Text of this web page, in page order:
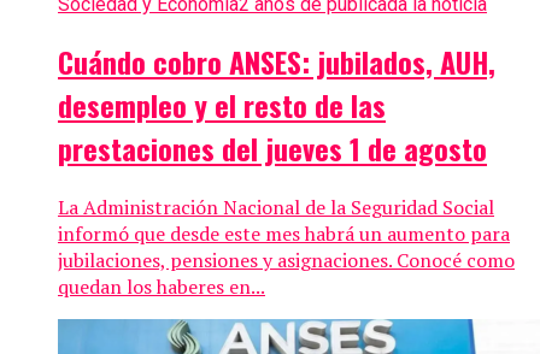
Cuándo cobro ANSES: jubilados, AUH,
desempleo y el resto de las
prestaciones del jueves 1 de agosto
La Administración Nacional de la Seguridad Social
informó que desde este mes habrá un aumento para
jubilaciones, pensiones y asignaciones. Conocé como
quedan los haberes en...